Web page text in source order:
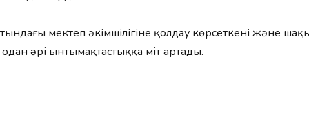
мектеп әкімшілігіне қолдау көрсеткені және
әрі ынтымақтастыққа үміт артады.